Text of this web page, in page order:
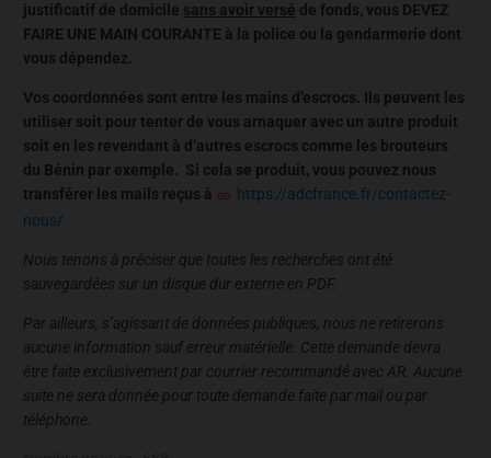
justificatif de domicile sans avoir versé de fonds, vous DEVEZ
FAIRE UNE MAIN COURANTE à la police ou la gendarmerie dont
vous dépendez.
Vos coordonnées sont entre les mains d’escrocs. Ils peuvent les
utiliser soit pour tenter de vous arnaquer avec un autre produit
soit en les revendant à d’autres escrocs comme les brouteurs
du Bénin par exemple. Si cela se produit, vous pouvez nous
transférer les mails reçus à
https://adcfrance.fr/contactez-
nous/
Nous tenons à préciser que toutes les recherches ont été
sauvegardées sur un disque dur externe en PDF.
Par ailleurs, s’agissant de données publiques, nous ne retirerons
aucune information sauf erreur matérielle. Cette demande devra
être faite exclusivement par courrier recommandé avec AR. Aucune
suite ne sera donnée pour toute demande faite par mail ou par
téléphone.